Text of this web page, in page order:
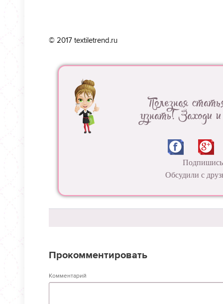
© 2017 textiletrend.ru
Полезная
узнать! Заходи и
Подпишись
Обсудили с
Прокомментировать
Комментарий